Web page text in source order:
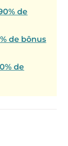
de
de bônus
de